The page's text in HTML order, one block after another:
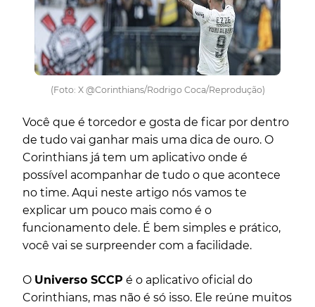
(Foto: X @Corinthians/Rodrigo Coca/Reprodução)
Você que é torcedor e gosta de ficar por dentro
de tudo vai ganhar mais uma dica de ouro. O
Corinthians já tem um aplicativo onde é
possível acompanhar de tudo o que acontece
no time. Aqui neste artigo nós vamos te
explicar um pouco mais como é o
funcionamento dele. É bem simples e prático,
você vai se surpreender com a facilidade.
O Universo SCCP é o aplicativo oficial do
Corinthians, mas não é só isso. Ele reúne muitos